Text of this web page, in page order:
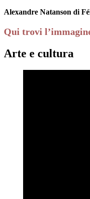
Alexandre Natanson di
Qui trovi
Arte e cultura